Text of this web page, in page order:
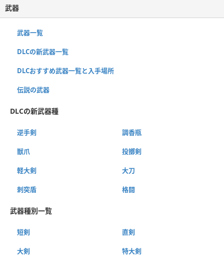
武器
武器一覧
DLCの新武器一覧
DLCおすすめ武器一覧と入手場所
伝説の武器
DLCの新武器種
逆手剣 調香瓶
獣爪 投擲剣
軽大剣 大刀
刺突盾 格闘
武器種別一覧
短剣 直剣
大剣 特大剣